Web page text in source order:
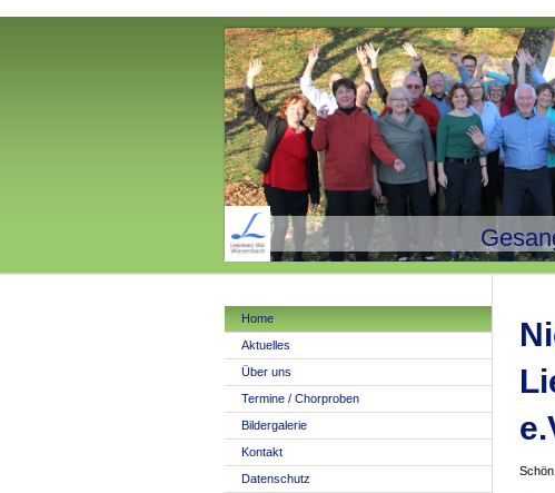
Home
Aktuelles
Über uns
Termine / Chorproben
Bildergalerie
Kontakt
Datenschutz